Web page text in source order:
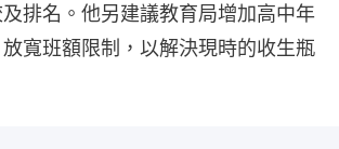
排名。他另建議教育局增加高中年
寬班額限制，以解決現時的收生瓶